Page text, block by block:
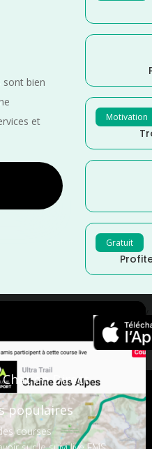
sont bien
et
Motivation
Gratuit
×
Distance Faible /
Chat en Direct
populaires
courses